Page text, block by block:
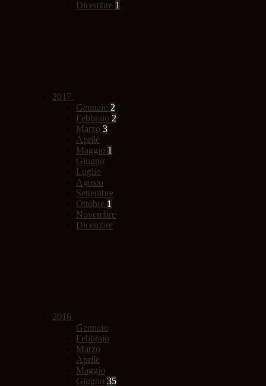
Dicembre 1
2017
Gennaio 2
Febbraio 2
Marzo 3
Aprile
Maggio 1
Giugno
Luglio
Agosto
Settembre
Ottobre 1
Novembre
Dicembre
2016
Gennaio
Febbraio
Marzo
Aprile
Maggio
Giugno 35